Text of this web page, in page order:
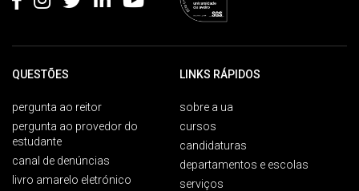
QUESTÕES
pergunta ao reitor
pergunta ao provedor do
estudante
canal de denúncias
livro amarelo eletrónico
LINKS RÁPIDOS
sobre a ua
cursos
candidaturas
departamentos e escolas
serviços